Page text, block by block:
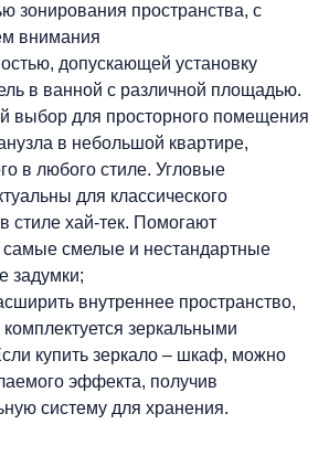
зонирования пространства, с
внимания
допускающей установку
в ванной с различной площадью.
выбор для просторного помещения
в небольшой квартире,
в любого стиле. Угловые
для классического
стиле хай-тек. Помогают
самые смелые и нестандартные
задумки;
внутреннее пространство,
комплектуется зеркальными
купить зеркало – шкаф, можно
эффекта, получив
систему для хранения.